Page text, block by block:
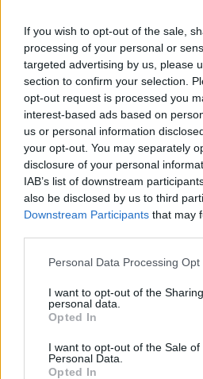
If you wish to opt-out of the sale,
processing of your personal or
targeted advertising by us, please
section to confirm your selection.
opt-out request is processed you
interest-based ads based on
us or personal information
your opt-out. You may separately
disclosure of your personal
IAB’s list of downstream
also be disclosed by us to third
Downstream Participants that may
Personal Data Processing Opt
I want to opt-out of the
personal data.
Opted In
I want to opt-out of the Sale of
Personal Data.
Opted In
hivatkozva ajánlotta fel, amikor a
sportesemények idejére
ellenségeskedéseiket. Zelenszkij
fejezte ki afelől, hogy Moszkva
használhatja fel, hogy erőit
hírügynökségnek nyilatkozva
afelől...
KEDVES OLVASÓNK!
regisztrációhoz kötött.
Az előfizetés a következőket
Portfolio.hu teljes
kötéslistái